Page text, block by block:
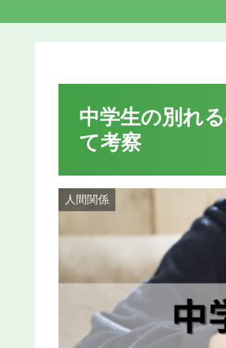
中学生の別れ
て考察
人間関係